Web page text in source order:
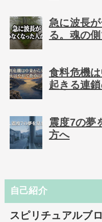
急に波長
る。魂の
食料危機
起きる連
震度7の夢
方へ
自己紹介
スピリチュアルブ